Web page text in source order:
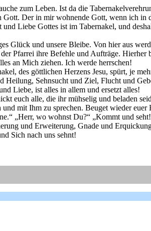
zum Leben. Ist da die
Der in mir wohnende Gott, wenn ich
Liebe Gottes ist im Tabernakel, und
Glück und unsere Bleibe. Von hier aus
Pfarrei ihre Befehle und Aufträge. Hierher
an Mich ziehen. Ich werde herrschen!
des göttlichen Herzens Jesu, spürt, je
Sehnsucht und Ziel, Flucht und
Liebe, ist alles in allem und ersetzt alles!
euch alle, die ihr mühselig und beladen
mit Ihm zu sprechen. Beuget wieder
„Herr, wo wohnst Du?“ „Kommt und
und Erweiterung, Gnade und
Sich nach uns sehnt!